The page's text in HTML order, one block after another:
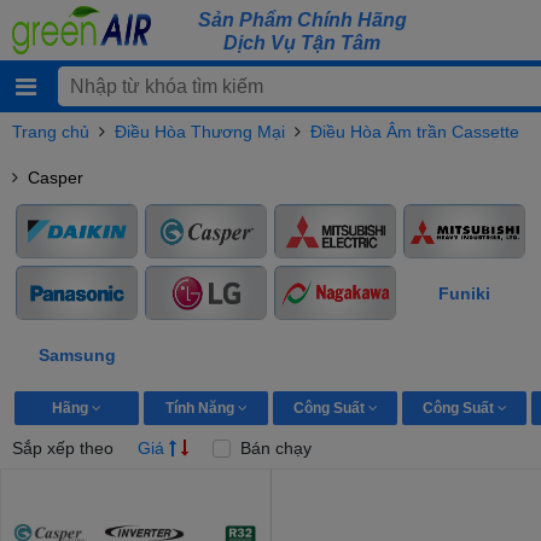
Sản Phẩm Chính Hãng
Dịch Vụ Tận Tâm
Trang chủ Điều Hòa Thương Mại Điều Hòa Âm trần Cassette
Casper
Funiki
Samsung
Hãng Tính Năng Công Suất Công Suất
Sắp xếp theo Giá Bán chạy